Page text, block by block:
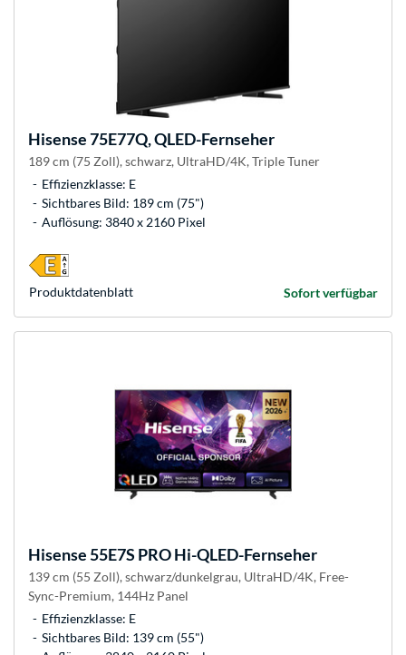
Hisense75E77Q, QLED-Fernseher
189 cm (75 Zoll), schwarz, UltraHD/4K, Triple Tuner
Effizienzklasse: E
Sichtbares Bild: 189 cm (75")
Auflösung: 3840 x 2160 Pixel
Sofort verfügbar
Produkt­datenblatt
Hisense55E7S PRO Hi-QLED-Fernseher
139 cm (55 Zoll), schwarz/dunkelgrau, UltraHD/4K, Free-
Sync-Premium, 144Hz Panel
Effizienzklasse: E
Sichtbares Bild: 139 cm (55")